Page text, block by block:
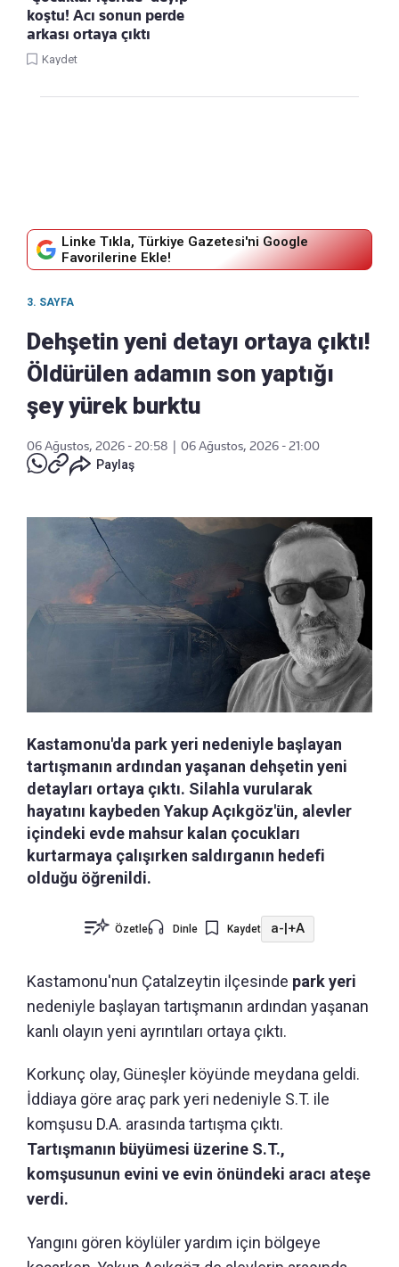
koştu! Acı sonun perde
arkası ortaya çıktı
Kaydet
Linke Tıkla, Türkiye Gazetesi'ni Google
Favorilerine Ekle!
3. SAYFA
Dehşetin yeni detayı ortaya çıktı!
Öldürülen adamın son yaptığı
şey yürek burktu
06 Ağustos, 2026 - 20:58
06 Ağustos, 2026 - 21:00
Paylaş
Kastamonu'da park yeri nedeniyle başlayan
tartışmanın ardından yaşanan dehşetin yeni
detayları ortaya çıktı. Silahla vurularak
hayatını kaybeden Yakup Açıkgöz'ün, alevler
içindeki evde mahsur kalan çocukları
kurtarmaya çalışırken saldırganın hedefi
olduğu öğrenildi.
Özetle Dinle Kaydet a-|+A
Kastamonu'nun Çatalzeytin ilçesinde park yeri
nedeniyle başlayan tartışmanın ardından yaşanan
kanlı olayın yeni ayrıntıları ortaya çıktı.
Korkunç olay, Güneşler köyünde meydana geldi.
İddiaya göre araç park yeri nedeniyle S.T. ile
komşusu D.A. arasında tartışma çıktı.
Tartışmanın büyümesi üzerine S.T.,
komşusunun evini ve evin önündeki aracı ateşe
verdi.
Yangını gören köylüler yardım için bölgeye